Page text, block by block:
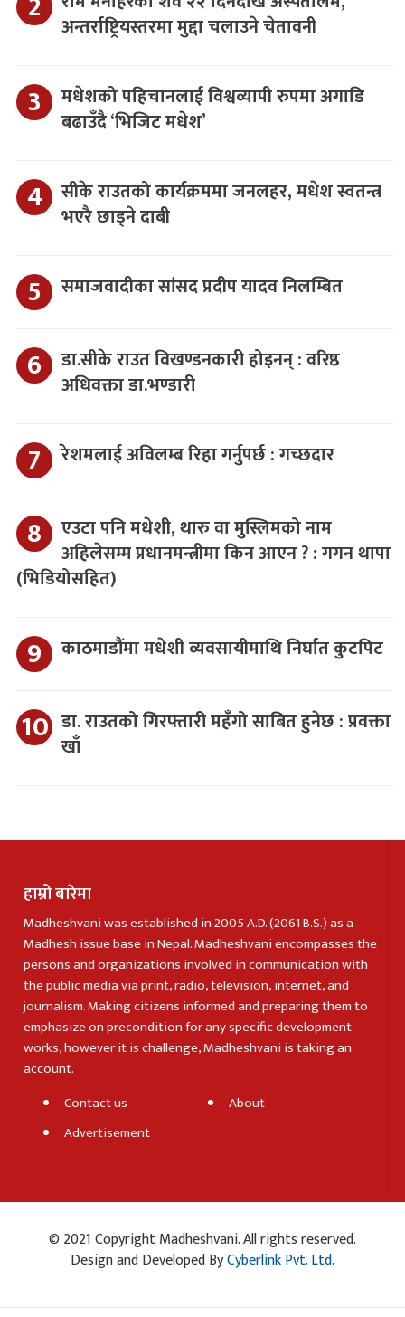
अन्तर्राष्ट्रियस्तरमा मुद्दा चलाउने चेतावनी
मधेशको पहिचानलाई विश्वव्यापी रुपमा अगाडि
बढाउँदै ‘भिजिट मधेश’
सीके राउतको कार्यक्रममा जनलहर, मधेश स्वतन्त्र
भएरै छाड्ने दाबी
समाजवादीका सांसद प्रदीप यादव निलम्बित
डा.सीके राउत विखण्डनकारी होइनन् : वरिष्ठ
अधिवक्ता डा.भण्डारी
रेशमलाई अविलम्ब रिहा गर्नुपर्छ : गच्छदार
एउटा पनि मधेशी, थारु वा मुस्लिमको नाम
अहिलेसम्म प्रधानमन्त्रीमा किन आएन ? : गगन थापा
(भिडियोसहित)
काठमाडौंमा मधेशी व्यवसायीमाथि निर्घात कुटपिट
डा. राउतको गिरफ्तारी महँगो साबित हुनेछ : प्रवक्ता
खाँ
हाम्रो बारेमा
Madheshvani was established in 2005 A.D. (2061 B.S.) as a
Madhesh issue base in Nepal. Madheshvani encompasses the
persons and organizations involved in communication with
the public media via print, radio, television, internet, and
journalism. Making citizens informed and preparing them to
emphasize on precondition for any specific development
works, however it is challenge, Madheshvani is taking an
account.
Contact us
About
Advertisement
© 2021 Copyright Madheshvani. All rights reserved.
Design and Developed ByCyberlink Pvt. Ltd.